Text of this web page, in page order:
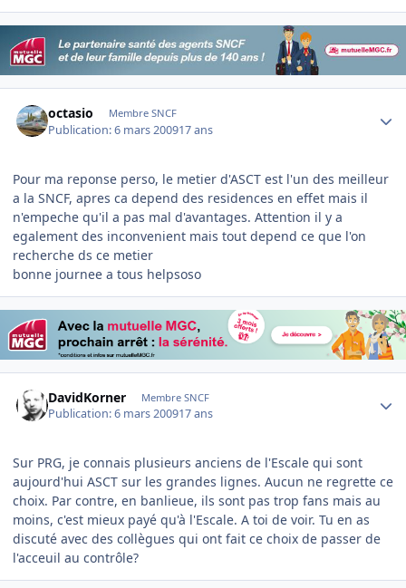
octasio Membre SNCF
Publication:6 mars 200917 ans
Pour ma reponse perso, le metier d'ASCT est l'un des meilleur
a la SNCF, apres ca depend des residences en effet mais il
n'empeche qu'il a pas mal d'avantages. Attention il y a
egalement des inconvenient mais tout depend ce que l'on
recherche ds ce metier
bonne journee a tous helpsoso
DavidKorner Membre SNCF
Publication:6 mars 200917 ans
Sur PRG, je connais plusieurs anciens de l'Escale qui sont
aujourd'hui ASCT sur les grandes lignes. Aucun ne regrette ce
choix. Par contre, en banlieue, ils sont pas trop fans mais au
moins, c'est mieux payé qu'à l'Escale. A toi de voir. Tu en as
discuté avec des collègues qui ont fait ce choix de passer de
l'acceuil au contrôle?